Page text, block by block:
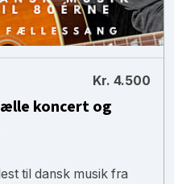
Kr. 4.500
koncert og
til dansk musik fra